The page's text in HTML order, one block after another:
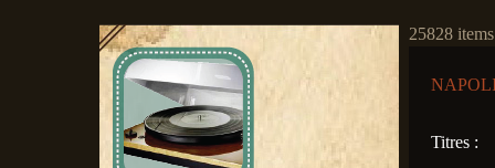
25828 items
Titres :